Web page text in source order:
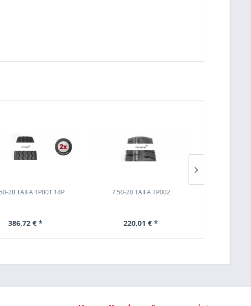
20 TAIFA TP001 14P
386,72 € *
7.50-20 TAIFA TP002
220,01 € *